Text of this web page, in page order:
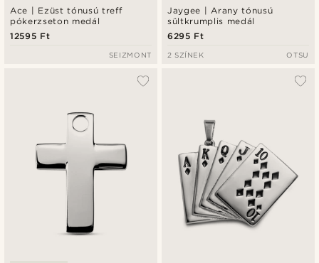
Ace | Ezüst tónusú treff
pókerzseton medál
12595 Ft
SEIZMONT
Jaygee | Arany tónusú
sültkrumplis medál
6295 Ft
2 SZÍNEK OTSU